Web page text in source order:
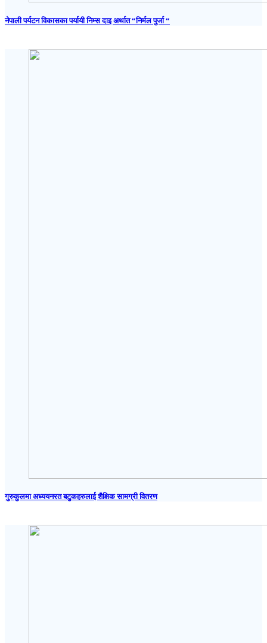
नेपाली पर्यटन विकासका पर्यायी निम्स दाइ अर्थात “निर्मल पुर्जा “
गुरुकुलमा अध्ययनरत बटुकहरुलाई शैक्षिक सामग्री वितरण